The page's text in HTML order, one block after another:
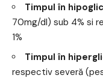
Timpul în
70mg/dl) sub 4% si
1%
Timpul în
respectiv severă